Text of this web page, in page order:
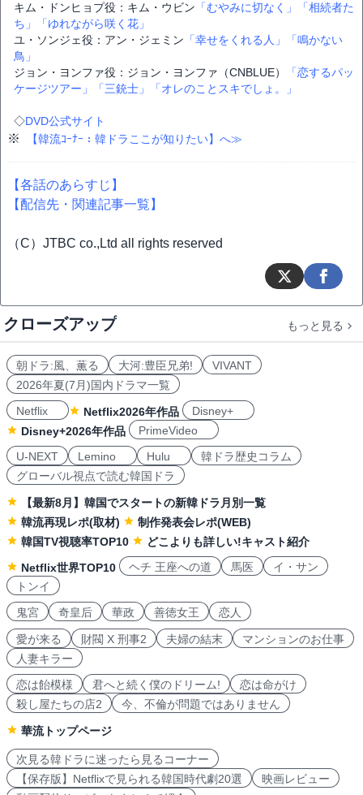
キム・ドンヒョプ役：キム・ウビン 「むやみに切なく」
「相続者た
ち」
「ゆれながら咲く花」
ユ・ソンジェ役：アン・ジェミン 「幸せをくれる人」
「鳴かない
鳥」
ジョン・ヨンファ役：ジョン・ヨンファ（CNBLUE）
「恋するパッ
ケージツアー」
「三銃士」 「オレのことスキでしょ。」
◇DVD公式サイト
※ 【韓流ｺｰﾅｰ：韓ドラここが知りたい】へ≫
【各話のあらすじ】
【配信先・関連記事一覧】
（C）JTBC co.,Ltd all rights reserved
クローズアップ もっと見る
朝ドラ:風、薫る 大河:豊臣兄弟!
VIVANT
2026年夏(7月)国内ドラマ一覧
Netflix
Netflix2026年作品
Disney+
Disney+2026年作品
PrimeVideo
U-NEXT
Lemino Hulu
韓ドラ歴史コラム
グローバル視点で読む韓国ドラ
【最新8月】韓国でスタートの新韓ドラ月別一覧
韓流再現レポ(取材)
制作発表会レポ(WEB)
韓国TV視聴率TOP10
どこよりも詳しい!キャスト紹介
Netflix世界TOP10
ヘチ 王座への道 馬医
イ・サン
トンイ
鬼宮
奇皇后 華政 善徳女王 恋人
愛が来る 財閥 X 刑事2 夫婦の結末
マンションのお仕事
人妻キラー
恋は飴模様
君へと続く僕のドリーム!
恋は命がけ
殺し屋たちの店2
今、不倫が問題ではありません
華流トップページ
次見る韓ドラに迷ったら見るコーナー
【保存版】Netflixで見られる韓国時代劇20選
映画レビュー